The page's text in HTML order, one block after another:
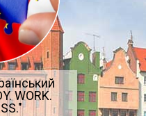
WORK.